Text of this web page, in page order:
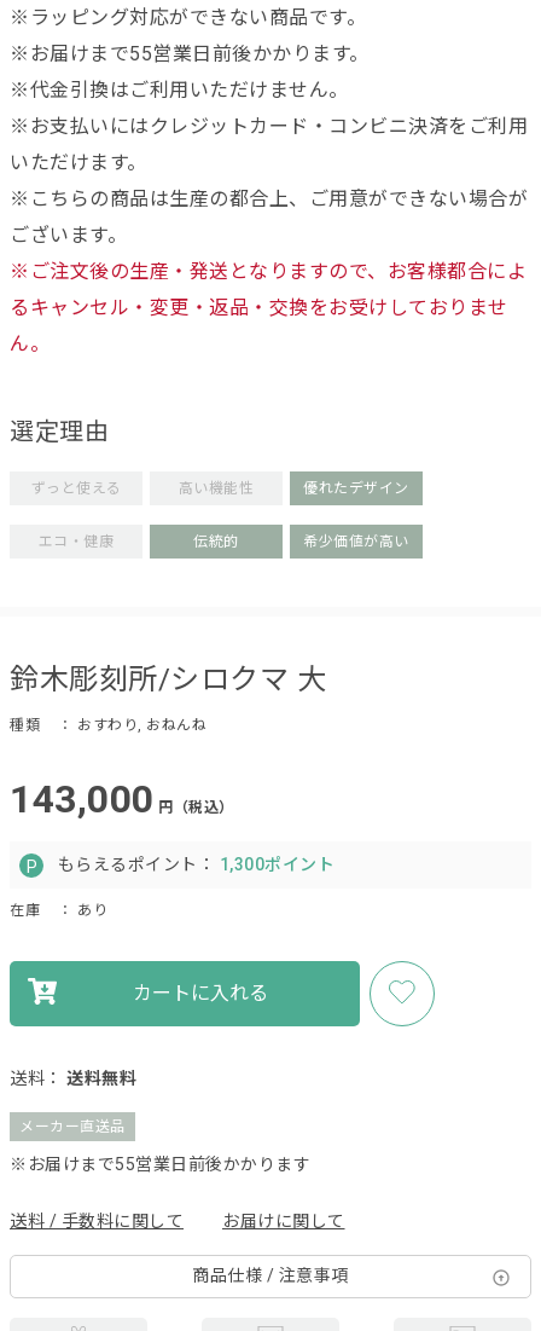
※ラッピング対応ができない商品です。
※お届けまで55営業日前後かかります。
※代金引換はご利用いただけません。
※お支払いにはクレジットカード・コンビニ決済をご利用
いただけます。
※こちらの商品は生産の都合上、ご用意ができない場合が
ございます。
※ご注文後の生産・発送となりますので、お客様都合によ
るキャンセル・変更・返品・交換をお受けしておりませ
ん。
選定理由
ずっと使える 高い機能性 優れたデザイン
エコ・健康 伝統的 希少価値が高い
鈴木彫刻所/シロクマ 大
種類 ： おすわり, おねんね
143,000 円（税込）
もらえるポイント： 1,300ポイント
在庫 ： あり
カートに入れる
送料： 送料無料
メーカー直送品
※お届けまで55営業日前後かかります
送料 / 手数料に関して お届けに関して
商品仕様 / 注意事項